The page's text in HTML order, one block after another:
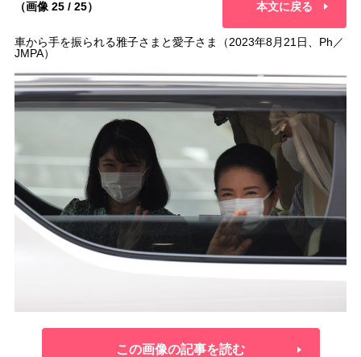
（画像 25 / 25） 本文に戻る
車から手を振られる雅子さまと愛子さま（2023年8月21日、Ph／
JMPA）
この画像の記事を読む